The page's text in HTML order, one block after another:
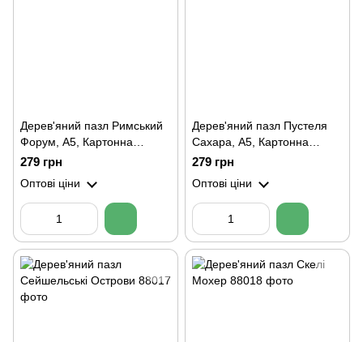
Дерев'яний пазл Римський
Форум, А5, Картонна
коробка
279 грн
Оптові ціни
Дерев'яний пазл Пустеля
Сахара, А5, Картонна
коробка
279 грн
Оптові ціни